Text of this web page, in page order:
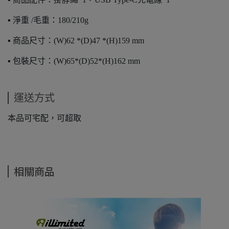
▪️ 淨重 /毛重：180/210g
▪️ 商品尺寸：(W)62 *(D)47 *(H)159 mm
▪️ 包裝尺寸：(W)65*(D)52*(H)162 mm
運送方式
本品可宅配，可超取
相關商品